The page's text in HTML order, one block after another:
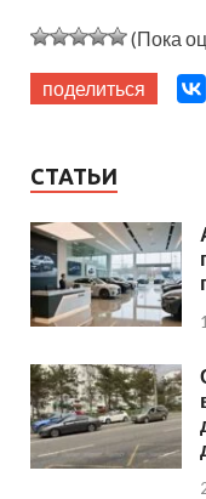
(Пока
поделиться
СТАТЬИ